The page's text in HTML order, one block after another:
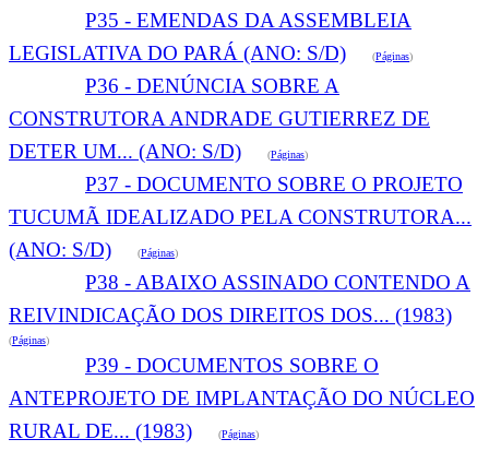
P35 - EMENDAS DA ASSEMBLEIA
LEGISLATIVA DO PARÁ (ANO: S/D) (Páginas)
P36 - DENÚNCIA SOBRE A
CONSTRUTORA ANDRADE GUTIERREZ DE
DETER UM... (ANO: S/D) (Páginas)
P37 - DOCUMENTO SOBRE O PROJETO
TUCUMÃ IDEALIZADO PELA CONSTRUTORA...
(ANO: S/D) (Páginas)
P38 - ABAIXO ASSINADO CONTENDO A
REIVINDICAÇÃO DOS DIREITOS DOS... (1983)
(Páginas)
P39 - DOCUMENTOS SOBRE O
ANTEPROJETO DE IMPLANTAÇÃO DO NÚCLEO
RURAL DE... (1983) (Páginas)